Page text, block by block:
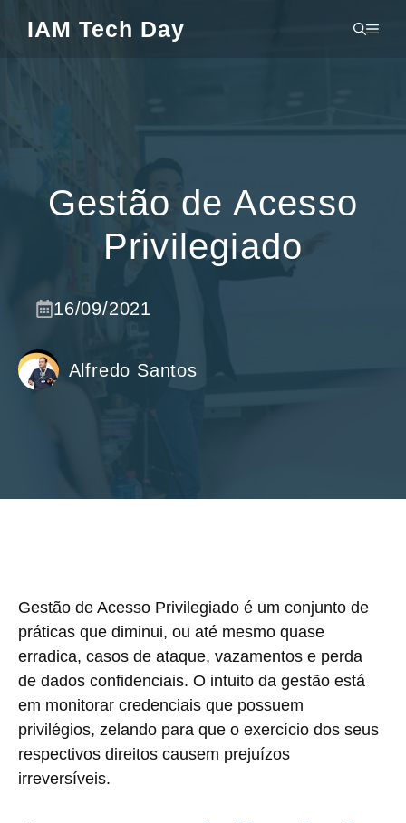
paraIAM Tech Day
Gestão de Acesso
Privilegiado
16/09/2021
Alfredo Santos
Gestão de Acesso Privilegiado é um conjunto de
práticas que diminui, ou até mesmo quase
erradica, casos de ataque, vazamentos e perda
de dados confidenciais. O intuito da gestão está
em monitorar credenciais que possuem
privilégios, zelando para que o exercício dos seus
respectivos direitos causem prejuízos
irreversíveis.